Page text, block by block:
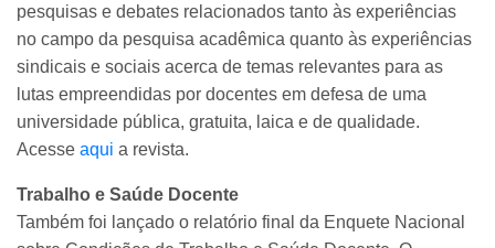
pesquisas e debates relacionados tanto às experiências
no campo da pesquisa acadêmica quanto às experiências
sindicais e sociais acerca de temas relevantes para as
lutas empreendidas por docentes em defesa de uma
universidade pública, gratuita, laica e de qualidade.
Acesse aqui a revista.
Trabalho e Saúde Docente
Também foi lançado o relatório final da Enquete Nacional